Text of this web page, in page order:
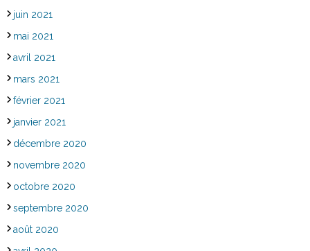
juin 2021
mai 2021
avril 2021
mars 2021
février 2021
janvier 2021
décembre 2020
novembre 2020
octobre 2020
septembre 2020
août 2020